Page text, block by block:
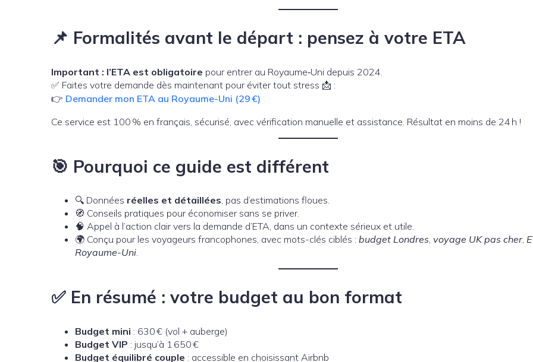
📌 Formalités avant le départ : pensez à votre ETA
Important : l’ETA est obligatoire pour entrer au Royaume‑Uni depuis 2024.
✅ Faites votre demande dès maintenant pour éviter tout stress 📩 :
👉 Demander mon ETA au Royaume-Uni (29 €)
Ce service est 100 % en français, sécurisé, avec vérification manuelle et assistance. Résultat en moins de 24 h !
🎯 Pourquoi ce guide est différent
🔍 Données réelles et détaillées, pas d’estimations floues.
🧭 Conseils pratiques pour économiser sans se priver.
🧠 Appel à l’action clair vers la demande d’ETA, dans un contexte sérieux et utile.
🌍 Conçu pour les voyageurs francophones, avec mots-clés ciblés : budget Londres, voyage UK pas cher,
Royaume-Uni.
✅ En résumé : votre budget au bon format
Budget mini : 630 € (vol + auberge)
Budget VIP : jusqu’à 1 650 €
Budget équilibré couple : accessible en choisissant Airbnb